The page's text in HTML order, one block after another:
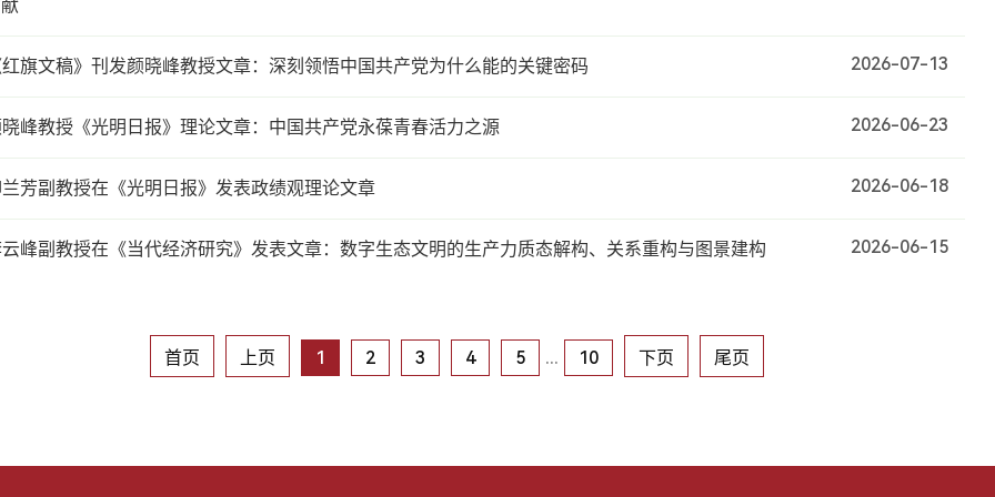
旗文稿》刊发颜晓峰教授文章：深刻领悟中国共产党为什么能的关键密码 2026-07-13
峰教授《光明日报》理论文章：中国共产党永葆青春活力之源 2026-06-23
芳副教授在《光明日报》发表政绩观理论文章 2026-06-18
峰副教授在《当代经济研究》发表文章：数字生态文明的生产力质态解构、关系重构与图景建构 2026-06-15
首页 上页 1 2 3 4 5 ... 10 下页 尾页